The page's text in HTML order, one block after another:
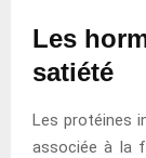
Les
satiété
Les protéines
associée à la